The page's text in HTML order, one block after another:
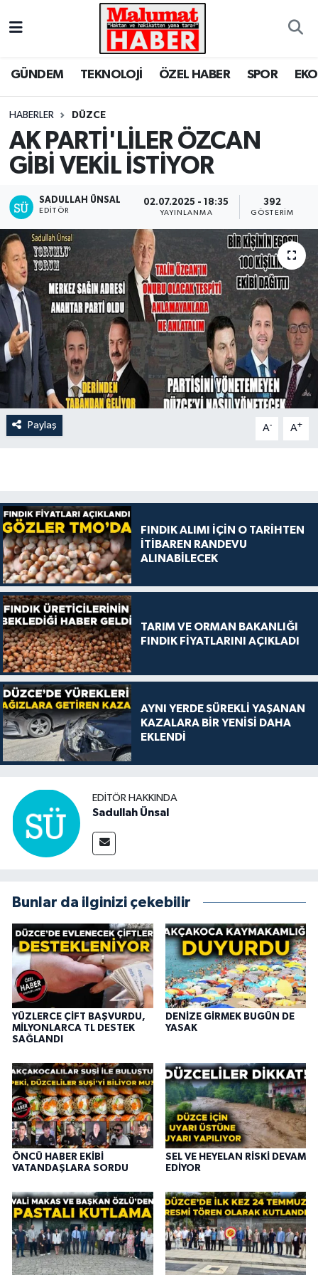
GÜNDEM TEKNOLOJİ ÖZEL HABER SPOR
HABERLER DÜZCE
AK PARTİ'LİLER ÖZCAN
GİBİ VEKİL İSTİYOR
SADULLAH ÜNSAL
EDITÖR
02.07.2025 - 18:35
YAYINLANMA
392
GÖSTERIM
Paylaş A- A+
FINDIK ALIMI İÇİN O TARİHTEN
İTİBAREN RANDEVU
ALINABİLECEK
TARIM VE ORMAN BAKANLIĞI
FINDIK FİYATLARINI AÇIKLADI
AYNI YERDE SÜREKLİ YAŞANAN
KAZALARA BİR YENİSİ DAHA
EKLENDİ
EDITÖR HAKKINDA
Sadullah Ünsal
Bunlar da ilginizi çekebilir
YÜZLERCE ÇİFT BAŞVURDU,
MİLYONLARCA TL DESTEK
SAĞLANDI
DENİZE GİRMEK BUGÜN DE
YASAK
ÖNCÜ HABER EKİBİ
VATANDAŞLARA SORDU
SEL VE HEYELAN RİSKİ DEVAM
EDİYOR
Nöbetçi Eczaneler
Trafik Durumu
Süper Lig Puan Durumu ve Fikstür
Tüm Manşetler
Son Dakika Haberleri
Haber Arşivi